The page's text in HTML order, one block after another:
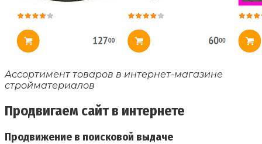
Ассортимент товаров в интернет-магазине
стройматериалов
Продвигаем сайт в интернете
Продвижение в поисковой выдаче